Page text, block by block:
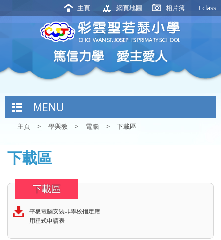
主頁 網頁地圖 相片簿 Eclass
MENU
主頁 > 學與教 > 電腦 > 下載區
下載區
下載區
平板電腦安裝非學校指定應
用程式申請表